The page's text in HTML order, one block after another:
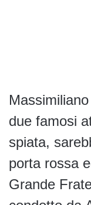
due famosi
spiata,
porta rossa
Grande